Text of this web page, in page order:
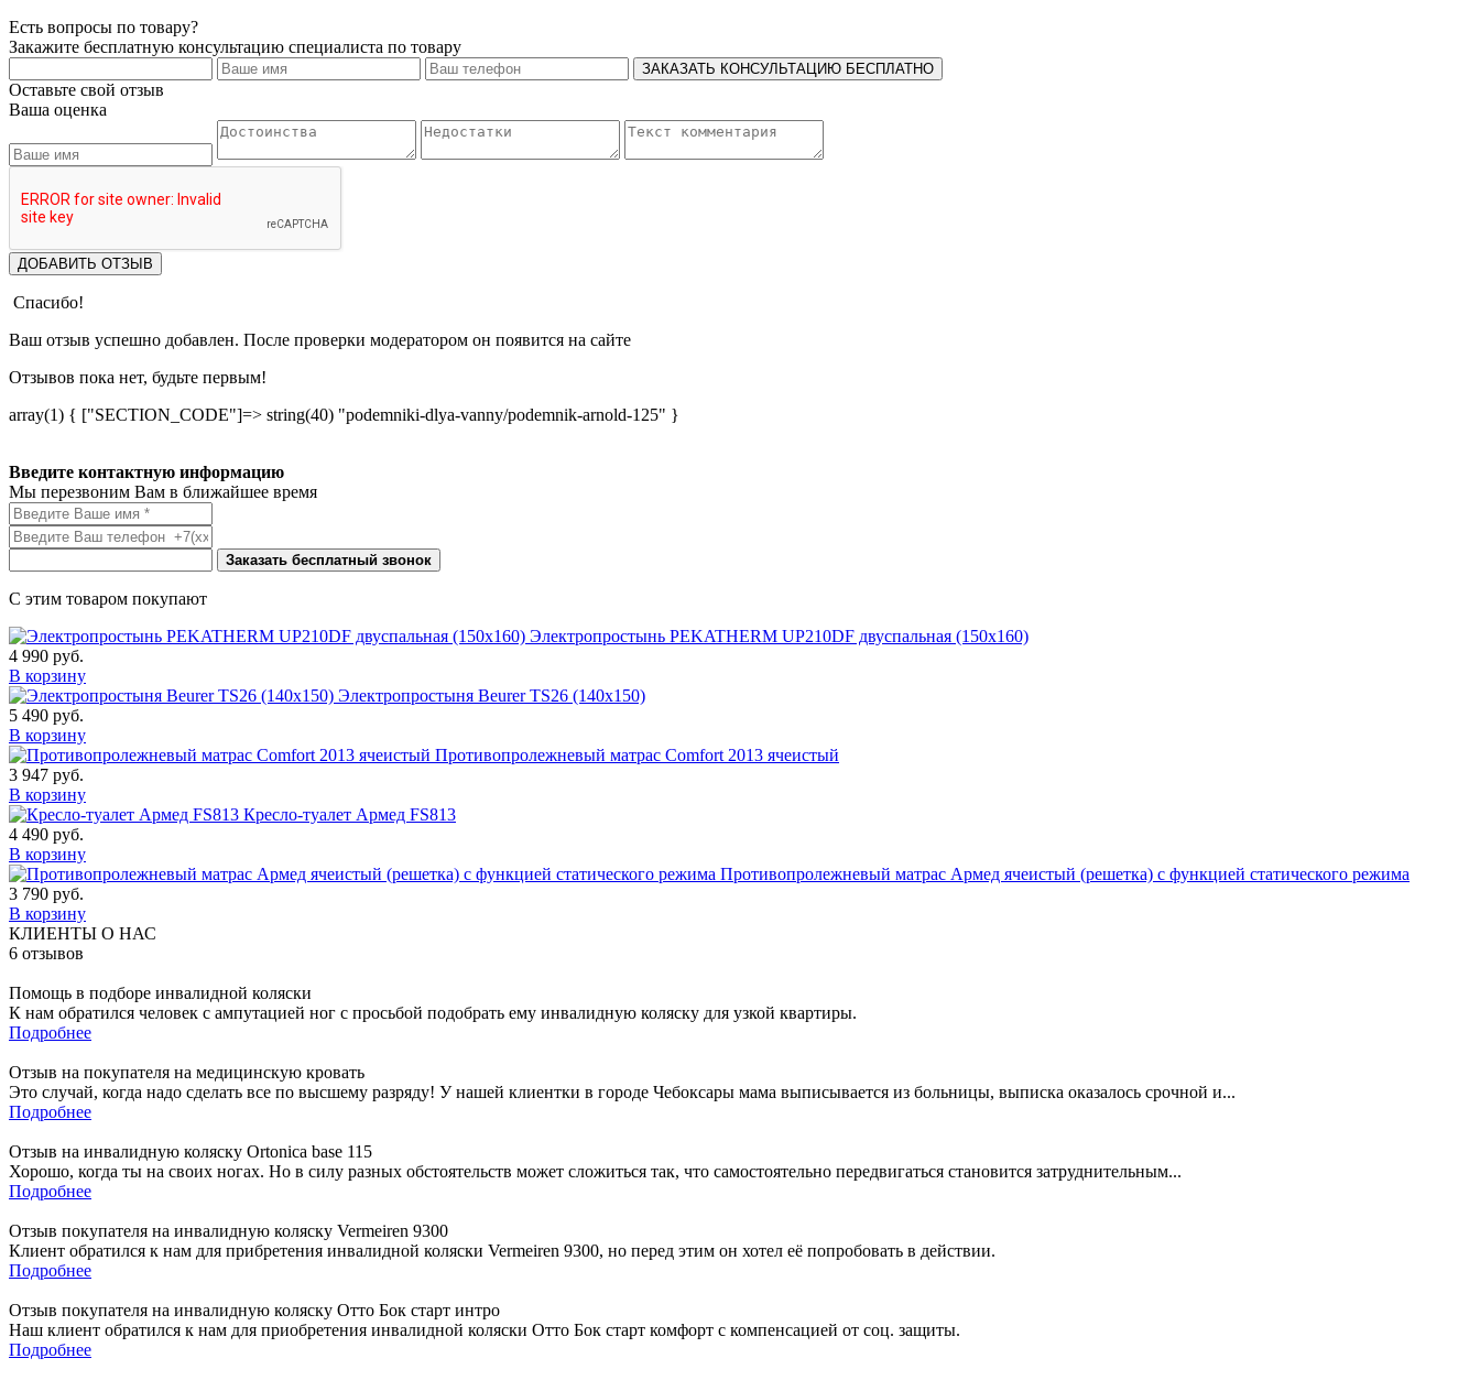
Есть вопросы по товару?
Закажите бесплатную консультацию специалиста по товару
ЗАКАЗАТЬ КОНСУЛЬТАЦИЮ БЕСПЛАТНО
Оставьте свой отзыв
Ваша оценка
ДОБАВИТЬ ОТЗЫВ
Спасибо!
Ваш отзыв успешно добавлен. После проверки модератором он появится на сайте
Отзывов пока нет, будьте первым!
array(1) { ["SECTION_CODE"]=> string(40) "podemniki-dlya-vanny/podemnik-arnold-125" }
Введите контактную информацию
Мы перезвоним Вам в ближайшее время
Заказать бесплатный звонок
С этим товаром покупают
Электропростынь PEKATHERM UP210DF двуспальная (150x160)
4 990 руб.
В корзину
Электропростыня Beurer TS26 (140x150)
5 490 руб.
В корзину
Противопролежневый матрас Comfort 2013 ячеистый
3 947 руб.
В корзину
Кресло-туалет Армед FS813
4 490 руб.
В корзину
Противопролежневый матрас Армед ячеистый (решетка) с функцией статического режима
3 790 руб.
В корзину
КЛИЕНТЫ О НАС
6 отзывов
Помощь в подборе инвалидной коляски
К нам обратился человек с ампутацией ног с просьбой подобрать ему инвалидную коляску для узкой квартиры.
Подробнее
Отзыв на покупателя на медицинскую кровать
Это случай, когда надо сделать все по высшему разряду! У нашей клиентки в городе Чебоксары мама выписывается из больницы, выписка оказалось срочной и...
Подробнее
Отзыв на инвалидную коляску Ortonica base 115
Хорошо, когда ты на своих ногах. Но в силу разных обстоятельств может сложиться так, что самостоятельно передвигаться становится затруднительным...
Подробнее
Отзыв покупателя на инвалидную коляску Vermeiren 9300
Клиент обратился к нам для прибретения инвалидной коляски Vermeiren 9300, но перед этим он хотел её попробовать в действии.
Подробнее
Отзыв покупателя на инвалидную коляску Отто Бок старт интро
Наш клиент обратился к нам для приобретения инвалидной коляски Отто Бок старт комфорт с компенсацией от соц. защиты.
Подробнее